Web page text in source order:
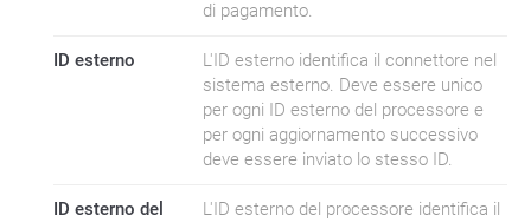
di pagamento.
ID esterno
L'ID esterno identifica il connettore nel
sistema esterno. Deve essere unico
per ogni ID esterno del processore e
per ogni aggiornamento successivo
deve essere inviato lo stesso ID.
ID esterno del
L'ID esterno del processore identifica il